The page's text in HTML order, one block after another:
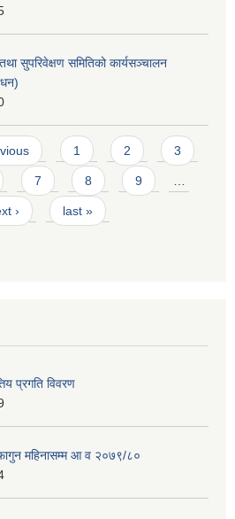
सुपरिवेक्षण समितिको कार्यसञ्चालन
1 2 3
7 8 9
› last »
प्रगति विवरण
महिनासम्म आ व २०७९/८०